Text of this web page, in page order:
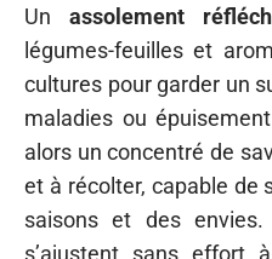
Un assolement
légumes-feuilles et
cultures pour garder un
maladies ou
alors un concentré de
et à récolter, capable de
saisons et des
s’ajustent sans effort